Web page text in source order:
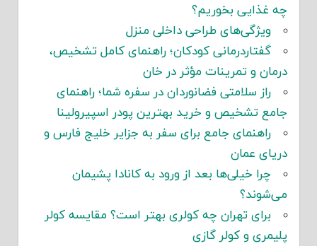
چه غذایی بخوریم؟
ویژگی‌های طراحی داخلی منزل
گفتاردرمانی کودکان؛ راهنمای کامل تشخیص،
درمان و تمرینات مؤثر در خان
راز سلامتی فضانوردان در سفره شما؛ راهنمای
جامع تشخیص و خرید بهترین پودر اسپیرولینا
راهنمای جامع برای سفر به جزایر خلیج فارس و
دریای عمان
چرا خیلی‌ها بعد از ورود به کانادا پشیمان
می‌شوند؟
برای تهران چه کولری بهتر است؟ مقایسه کولر
پلیمری و کولر گازی